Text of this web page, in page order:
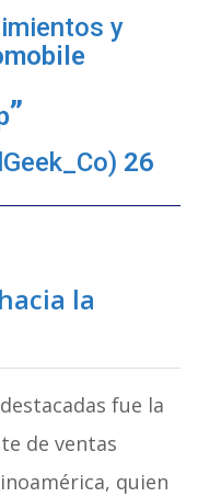
y
26
la
fue la
de ventas
quien